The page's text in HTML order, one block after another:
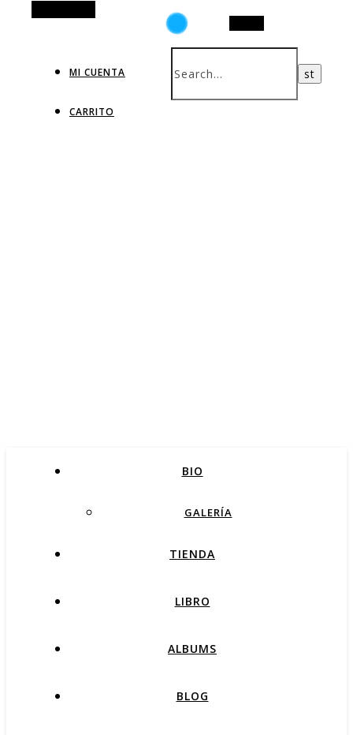
MI CUENTA
CARRITO
BIO
GALERÍA
TIENDA
LIBRO
ALBUMS
BLOG